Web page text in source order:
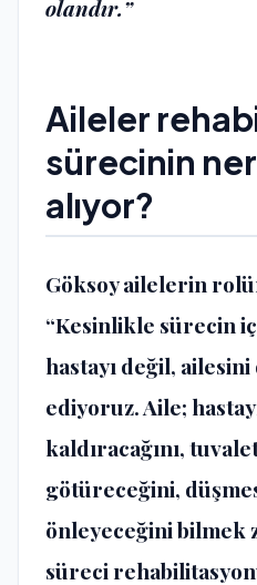
olandır.”
Aileler
sürecinin
alıyor?
Göksoy ailelerin
“Kesinlikle sürecin
hastayı değil,
ediyoruz. Aile;
kaldıracağını,
götüreceğini,
önleyeceğini bilmek
süreci